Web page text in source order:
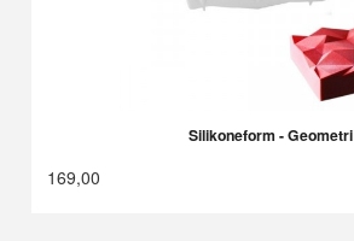
Silikoneform - Geometri
169,00